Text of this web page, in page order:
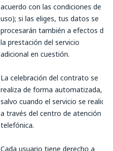
acuerdo con las condiciones de
uso); si las eliges, tus datos se
procesarán también a efectos de
la prestación del servicio
adicional en cuestión.
La celebración del contrato se
realiza de forma automatizada,
salvo cuando el servicio se realice
a través del centro de atención
telefónica.
Cada usuario tiene derecho a